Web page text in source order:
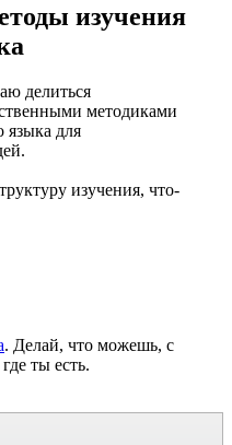
изучения
делиться
методиками
языка для
изучения, что-
. Делай, что можешь, с
ты есть.